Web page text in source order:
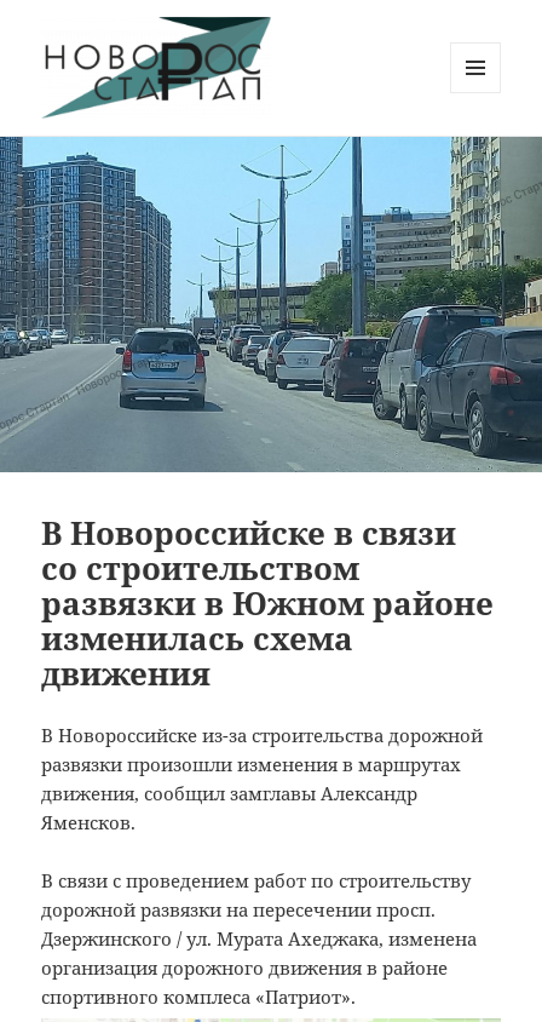
Новорос Стартап
ВИДЖЕТЫ
В Новороссийске в связи
со строительством
развязки в Южном районе
изменилась схема
движения
В Новороссийске из-за строительства дорожной
развязки произошли изменения в маршрутах
движения, сообщил замглавы Александр
Яменсков.
В связи с проведением работ по строительству
дорожной развязки на пересечении просп.
Дзержинского / ул. Мурата Ахеджака, изменена
организация дорожного движения в районе
спортивного комплеса «Патриот».